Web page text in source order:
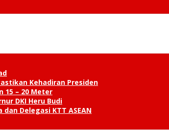
Kehadiran Presiden
15 – 20 Meter
DKI Heru Budi
Delegasi KTT ASEAN